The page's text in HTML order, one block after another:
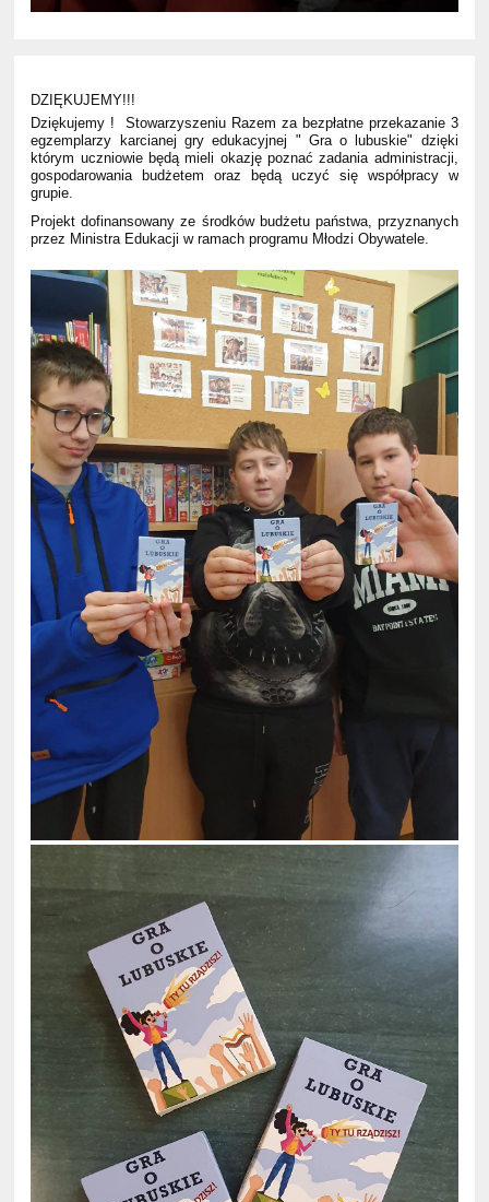
DZIĘKUJEMY!!!
Dziękujemy ! Stowarzyszeniu Razem za bezpłatne przekazanie 3
egzemplarzy karcianej gry edukacyjnej " Gra o lubuskie" dzięki
którym uczniowie będą mieli okazję poznać zadania administracji,
gospodarowania budżetem oraz będą uczyć się współpracy w
grupie.
Projekt dofinansowany ze środków budżetu państwa, przyznanych
przez Ministra Edukacji w ramach programu Młodzi Obywatele.